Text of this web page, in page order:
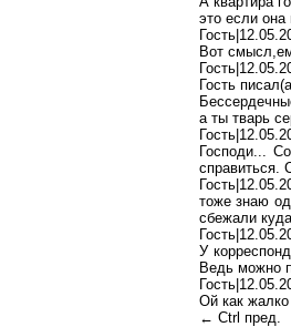
это если она
Вот смысл,е
Гость писал(a
а ты тварь
Господи...
справиться.
тоже знаю
сбежали
У
Ведь можно
Ой как
← Ctrl пред.